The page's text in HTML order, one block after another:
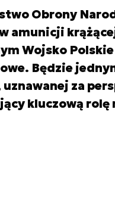
Obrony
amunicji
Wojsko
Będzie
uznawanej za
kluczową rolę